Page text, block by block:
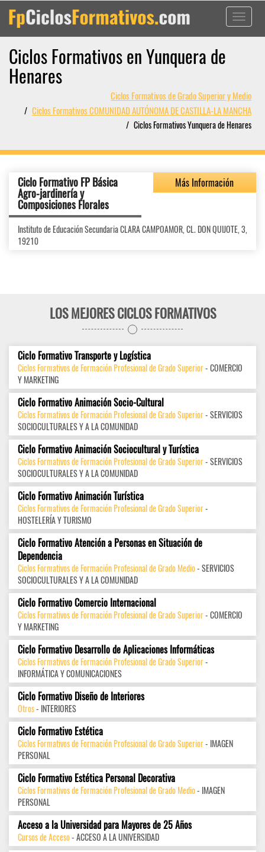
Toggle
Ciclos Formativos en Yunquera de
Henares
Ciclos Formativos de Grado Superior y Medio
Ciclos Formativos COMUNIDAD AUTÓNOMA DE CASTILLA-LA MANCHA
Ciclos Formativos Yunquera de Henares
Ciclo Formativo FP Básica
Agro-jardinería y
Composiciones Florales
Más Información
Instituto de Educación Secundaria CLARA CAMPOAMOR, CL. DON QUIJOTE, 3,
19210
LOS MEJORES CICLOS FORMATIVOS
Ciclo Formativo Transporte y Logística
Ciclos Formativos de Formación Profesional de Grado Superior- COMERCIO
Y MARKETING
Ciclo Formativo Animación Socio-Cultural
Ciclos Formativos de Formación Profesional de Grado Superior- SERVICIOS
SOCIOCULTURALES Y A LA COMUNIDAD
Ciclo Formativo Animación Sociocultural y Turística
Ciclos Formativos de Formación Profesional de Grado Superior- SERVICIOS
SOCIOCULTURALES Y A LA COMUNIDAD
Ciclo Formativo Animación Turística
Ciclos Formativos de Formación Profesional de Grado Superior-
HOSTELERÍA Y TURISMO
Ciclo Formativo Atención a Personas en Situación de
Dependencia
Ciclos Formativos de Formación Profesional de Grado Medio- SERVICIOS
SOCIOCULTURALES Y A LA COMUNIDAD
Ciclo Formativo Comercio Internacional
Ciclos Formativos de Formación Profesional de Grado Superior- COMERCIO
Y MARKETING
Ciclo Formativo Desarrollo de Aplicaciones Informáticas
Ciclos Formativos de Formación Profesional de Grado Superior-
INFORMÁTICA Y COMUNICACIONES
Ciclo Formativo Diseño de Interiores
Otros- INTERIORES
Ciclo Formativo Estética
Ciclos Formativos de Formación Profesional de Grado Superior- IMAGEN
PERSONAL
Ciclo Formativo Estética Personal Decorativa
Ciclos Formativos de Formación Profesional de Grado Medio- IMAGEN
PERSONAL
Acceso a la Universidad para Mayores de 25 Años
Cursos de Acceso- ACCESO A LA UNIVERSIDAD